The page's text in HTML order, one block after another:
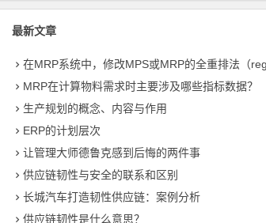
最新文章
在MRP系统中，修改MPS或MRP的全重排法（regeneration）和净改变
MRP在计算物料需求时主要涉及哪些指标数据？
生产规划的概念、内容与作用
ERP的计划层次
让管理大师德鲁克感到后悔的两件事
供应链韧性与安全的联系和区别
长城汽车打造韧性供应链：案例分析
供应链韧性是什么意思？